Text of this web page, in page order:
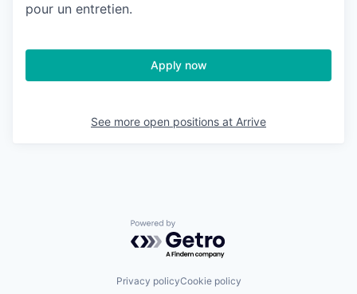
pour un entretien.
Apply now
See more open positions at Arrive
Powered by Getro.com
Privacy policyCookie policy